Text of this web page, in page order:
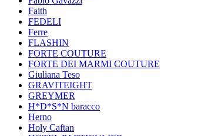
Faith
FEDELI
Ferre
FLASHIN
FORTE COUTURE
FORTE DEI MARMI COUTURE
Giuliana Teso
GRAVITEIGHT
GREYMER
H*D*S*N baracco
Herno
Holy Caftan